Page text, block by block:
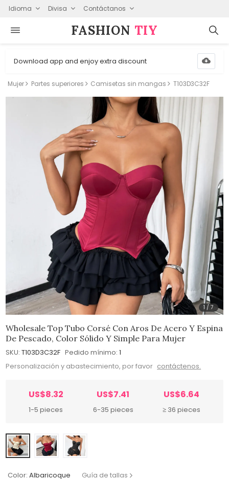
Idioma Divisa Contáctanos
FASHION⁠ TIY
Download app and enjoy extra discount
Mujer Partes superiores Camisetas sin mangas T103D3C32F
1 /7
Wholesale Top Tubo Corsé Con Aros De Acero Y Espina
De Pescado, Color Sólido Y Simple Para Mujer
SKU: T103D3C32F Pedido mínimo: 1
Personalización y abastecimiento, por favor contáctenos.
US$8.32
1-5 pieces
US$7.41
6-35 pieces
US$6.64
≥ 36 pieces
Color: Albaricoque Guía de tallas